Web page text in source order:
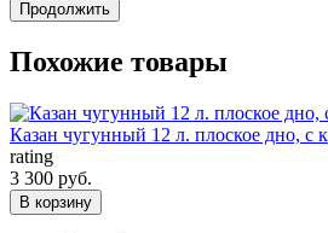
Продолжить
Похожие товары
Казан чугунный 12 л. плоское дно, с
rating
3 300 руб.
В корзину